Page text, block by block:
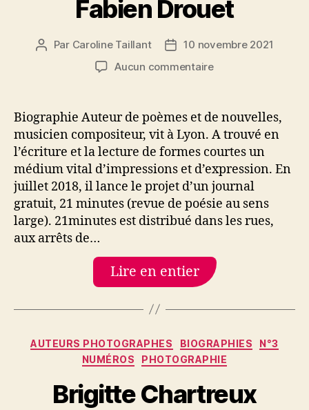
Fabien Drouet
Auteur
Par Caroline Taillant
Date10 novembre 2021
Aucun commentairesur
Biographie Auteur de poèmes et de nouvelles,
musicien compositeur, vit à Lyon. A trouvé en
l’écriture et la lecture de formes courtes un
médium vital d’impressions et d’expression. En
juillet 2018, il lance le projet d’un journal
gratuit, 21 minutes (revue de poésie au sens
large). 21minutes est distribué dans les rues,
aux arrêts de…
Lire en entier
Catégories
AUTEURS PHOTOGRAPHES BIOGRAPHIES
N°3
NUMÉROS
PHOTOGRAPHIE
Brigitte Chartreux